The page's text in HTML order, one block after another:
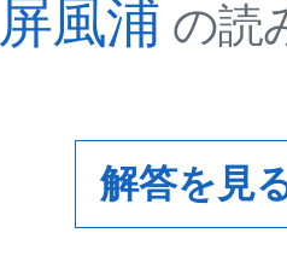
屏風浦 の読
解答を見